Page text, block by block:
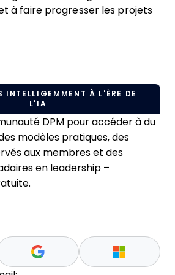
à faire progresser les projets
INTELLIGEMMENT À L'ÈRE DE
L'IA
DPM pour accéder à du
modèles pratiques, des
aux membres et des
en leadership –